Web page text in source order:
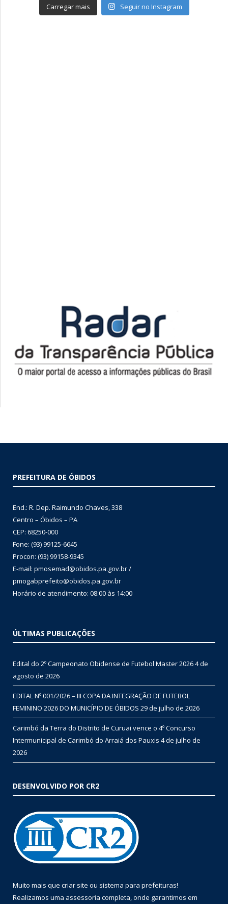
Carregar mais Seguir no Instagram
PREFEITURA DE ÓBIDOS
End.: R. Dep. Raimundo Chaves, 338
Centro – Óbidos – PA
CEP: 68250-000
Fone: (93) 99125-6645
Procon: (93) 99158-9345
E-mail: pmosemad@obidos.pa.gov.br /
pmogabprefeito@obidos.pa.gov.br
Horário de atendimento: 08:00 às 14:00
ÚLTIMAS PUBLICAÇÕES
Edital do 2º Campeonato Obidense de Futebol Master 20264 de
agosto de 2026
EDITAL Nº 001/2026 – III COPA DA INTEGRAÇÃO DE FUTEBOL
FEMININO 2026 DO MUNICÍPIO DE ÓBIDOS 29 de julho de 2026
Carimbó da Terra do Distrito de Curuai vence o 4º Concurso
Intermunicipal de Carimbó do Arraiá dos Pauxis 4 de julho de
2026
DESENVOLVIDO POR CR2
Muito mais que criar site ou sistema para prefeituras!
Realizamos uma assessoria completa, onde garantimos em